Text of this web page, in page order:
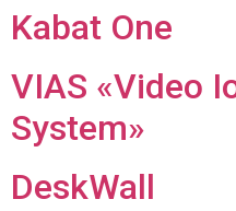
Kabat One
VIAS «Video
System»
DeskWall